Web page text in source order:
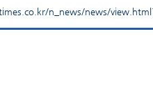
n_news/news/